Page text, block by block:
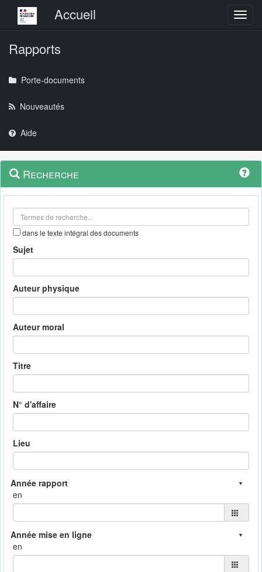
Menu principalAccueil
Rapports
Porte-documents
Nouveautés
Aide
Navigation
outils
Menu
contextuel
Recherche
dans le texte intégral des documents
Sujet
Auteur physique
Auteur moral
Titre
N° d'affaire
Lieu
en
en